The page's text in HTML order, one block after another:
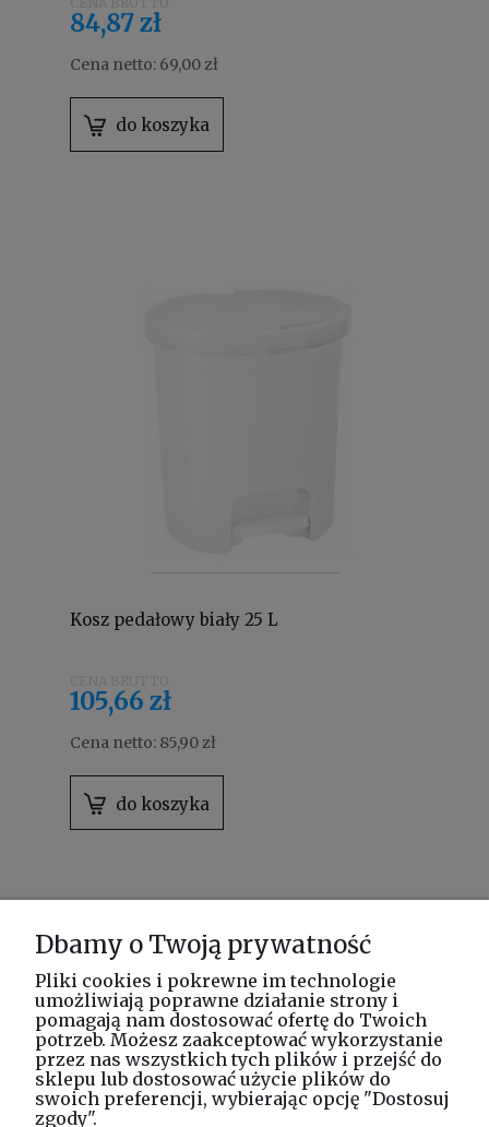
84,87 zł
Cena netto: 69,00 zł
do koszyka
Kosz pedałowy biały 25 L
105,66 zł
Cena netto: 85,90 zł
do koszyka
1 2
Metalowe i plastikowe kosze
pedałowe na odpady
Dbamy o Twoją prywatność
Pliki cookies i pokrewne im technologie
umożliwiają poprawne działanie strony i
pomagają nam dostosować ofertę do Twoich
potrzeb. Możesz zaakceptować wykorzystanie
przez nas wszystkich tych plików i przejść do
sklepu lub dostosować użycie plików do
swoich preferencji, wybierając opcję "Dostosuj
zgody".